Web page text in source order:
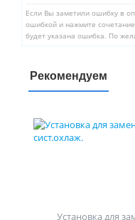
Если Вы заметили ошибку в
ошибкой и нажмите
будет указана ошибка. По
Рекомендуем
Установка для